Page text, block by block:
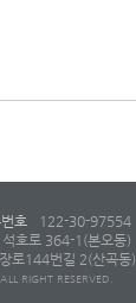
호 122-30-97554
호로 364-1(본오동)
로144번길 2(산곡동)
RIGHT RESERVED.